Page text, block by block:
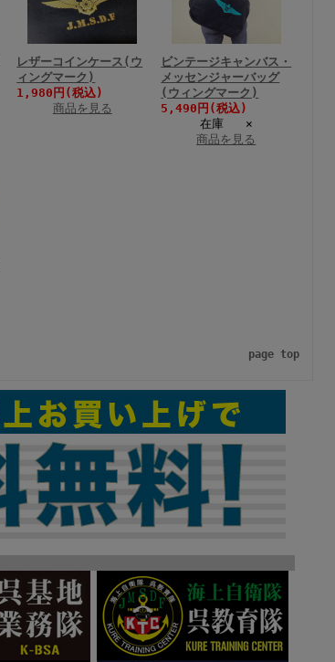
レザーコインケース(ウ
ィングマーク)
1,980円(税込)
商品を見る
ビンテージキャンバス・
メッセンジャーバッグ
(ウィングマーク)
5,490円(税込)
在庫 ×
商品を見る
page top